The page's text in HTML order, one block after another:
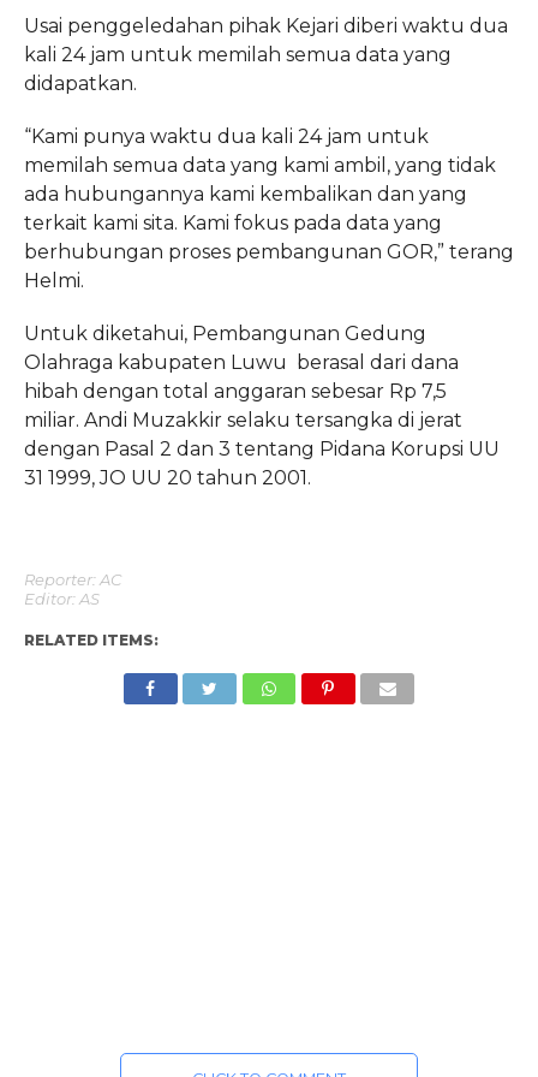
Usai penggeledahan pihak Kejari diberi waktu dua
kali 24 jam untuk memilah semua data yang
didapatkan.
“Kami punya waktu dua kali 24 jam untuk
memilah semua data yang kami ambil, yang tidak
ada hubungannya kami kembalikan dan yang
terkait kami sita. Kami fokus pada data yang
berhubungan proses pembangunan GOR,” terang
Helmi.
Untuk diketahui, Pembangunan Gedung
Olahraga kabupaten Luwu berasal dari dana
hibah dengan total anggaran sebesar Rp 7,5
miliar. Andi Muzakkir selaku tersangka di jerat
dengan Pasal 2 dan 3 tentang Pidana Korupsi UU
31 1999, JO UU 20 tahun 2001.
Reporter: AC
Editor: AS
RELATED ITEMS: